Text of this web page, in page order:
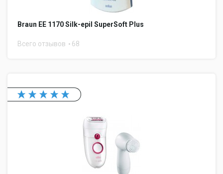
Braun EE 1170 Silk-epil SuperSoft Plus
Всего отзывов 68